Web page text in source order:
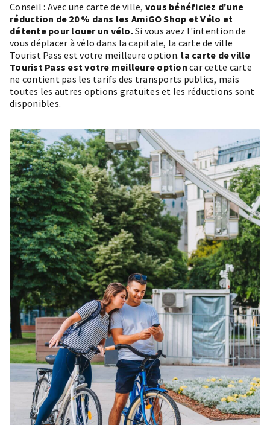
Conseil : Avec une carte de ville, vous bénéficiez d'une
réduction de 20 % dans les AmiGO Shop etVélo et
détente pour louer un vélo.Si vous avez l'intention de
vous déplacer à vélo dans la capitale, la carte de ville
Tourist Pass est votre meilleure option. la carte de ville
Tourist Pass est votre meilleure option car cette carte
ne contient pas les tarifs des transports publics, mais
toutes les autres options gratuites et les réductions sont
disponibles.